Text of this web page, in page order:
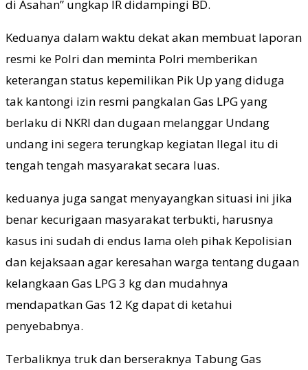
di Asahan” ungkap IR didampingi BD.
Keduanya dalam waktu dekat akan membuat laporan
resmi ke Polri dan meminta Polri memberikan
keterangan status kepemilikan Pik Up yang diduga
tak kantongi izin resmi pangkalan Gas LPG yang
berlaku di NKRI dan dugaan melanggar Undang
undang ini segera terungkap kegiatan Ilegal itu di
tengah tengah masyarakat secara luas.
keduanya juga sangat menyayangkan situasi ini jika
benar kecurigaan masyarakat terbukti, harusnya
kasus ini sudah di endus lama oleh pihak Kepolisian
dan kejaksaan agar keresahan warga tentang dugaan
kelangkaan Gas LPG 3 kg dan mudahnya
mendapatkan Gas 12 Kg dapat di ketahui
penyebabnya.
Terbaliknya truk dan berseraknya Tabung Gas